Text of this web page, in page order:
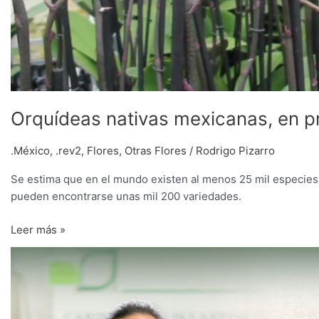
Orquídeas nativas mexicanas, en
.México, .rev2, Flores, Otras Flores / Rodrigo Pizarro
Se estima que en el mundo existen al menos 25 mil
pueden encontrarse unas mil 200 variedades.
Leer más »
Colombia
epicentro